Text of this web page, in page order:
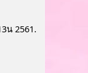
น 2561.